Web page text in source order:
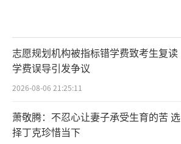
志愿规划机构被指标错学费致考生复读
学费误导引发争议
2026-08-06 21:25:11
萧敬腾：不忍心让妻子承受生育的苦 选
择丁克珍惜当下